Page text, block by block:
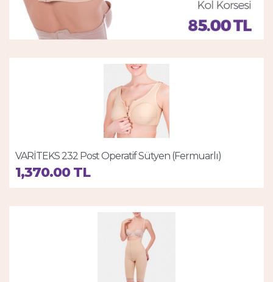
VARİTEKS 232 Post Operatif Sütyen (Fermuarlı)
1,370.00 TL